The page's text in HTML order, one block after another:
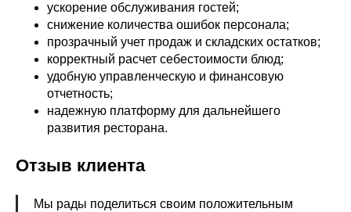
ускорение обслуживания гостей;
снижение количества ошибок персонала;
прозрачный учет продаж и складских остатков;
корректный расчет себестоимости блюд;
удобную управленческую и финансовую
отчетность;
надежную платформу для дальнейшего
развития ресторана.
Отзыв клиента
Мы рады поделиться своим положительным